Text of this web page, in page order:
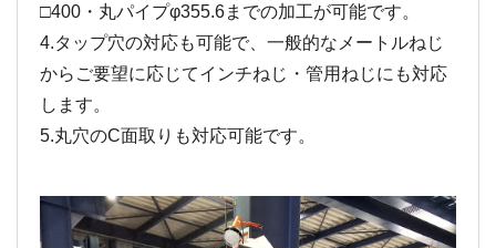
□400・丸パイプφ355.6までの加工が可能です。
4.タップ穴の対応も可能で、一般的なメートルねじ
からご要望に応じてインチねじ・管用ねじにも対応
します。
5.丸穴のC面取りも対応可能です。